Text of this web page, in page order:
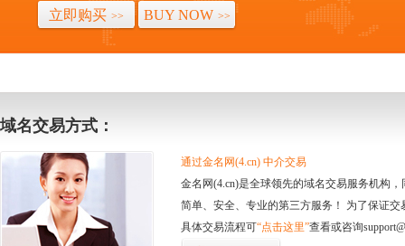
立即购买 >> BUY NOW >>
域名交易方式：
通过金名网(4.cn) 中介交易
金名网(4.cn)是全球领先的域名交易服务机构
简单、安全、专业的第三方服务！ 为了保证
具体交易流程可“点击这里”查看或咨询